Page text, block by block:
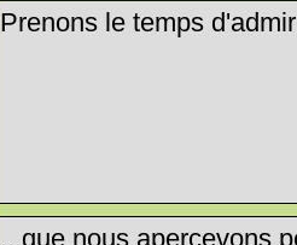
Prenons le temps
...que nous apercevons